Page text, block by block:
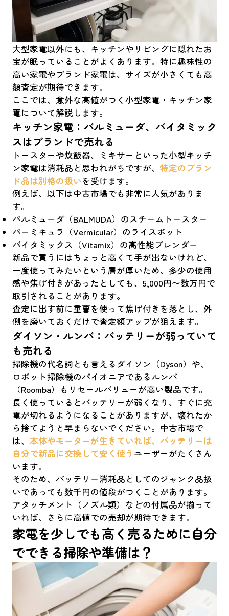
大型家電以外にも、キッチンやリビングに隠れたお
宝が眠っていることがよくあります。特に趣味性の
高い家電やブランド家電は、サイズが小さくても高
額査定が期待できます。
ここでは、意外な高値がつく小型家電・キッチン家
電について解説します。
キッチン家電：バルミューダ、バイタミック
スはブランドで売れる
トースターや炊飯器、ミキサーといった小型キッチ
ン家電は消耗品と思われがちですが、 特定のブラン
ド品は別格の扱いを受けます。
例えば、以下は中古市場でも非常に人気がありま
す。
バルミューダ（BALMUDA）のスチームトースター
バーミキュラ（Vermicular）のライスポット
バイタミックス（Vitamix）の高性能ブレンダー
新品で買うにはちょっと高くて手が出ないけれど、
一度使ってみたいという層が厚いため、多少の使用
感や焦げ付きがあったとしても、5,000円〜数万円で
取引されることがあります。
査定に出す前に重曹を使って焦げ付きを落とし、外
側を磨いておくだけで査定額アップが狙えます。
ダイソン・ルンバ：バッテリーが弱っていて
も売れる
掃除機の代名詞とも言えるダイソン（Dyson）や、
ロボット掃除機のパイオニアであるルンバ
（Roomba）もリセールバリューが高い製品です。
長く使っているとバッテリーが弱くなり、すぐに充
電が切れるようになることがありますが、壊れたか
ら捨てようと早まらないでください。中古市場で
は、 本体やモーターが生きていれば、バッテリーは
自分で新品に交換して安く使う ユーザーがたくさん
います。
そのため、バッテリー消耗品としてのジャンク品扱
いであっても数千円の値段がつくことがあります。
アタッチメント（ノズル類）などの付属品が揃って
いれば、さらに高値での売却が期待できます。
家電を少しでも高く売るために自分
でできる掃除や準備は？